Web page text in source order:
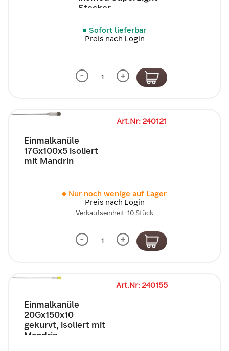
Stecker
Sofort lieferbar
Preis nach Login
- +
Art.Nr: 240121
Einmalkanüle
17Gx100x5 isoliert
mit Mandrin
Nur noch wenige auf Lager
Preis nach Login
Verkaufseinheit: 10 Stück
- +
Art.Nr: 240155
Einmalkanüle
20Gx150x10
gekurvt, isoliert mit
Mandrin